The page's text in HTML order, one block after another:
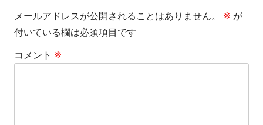
ゲ
ー
シ
メールアドレスが公開されることはありません。 ※ が
付いている欄は必須項目です
コメント ※